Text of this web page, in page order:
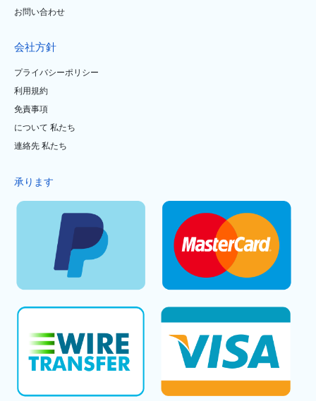
お問い合わせ
会社方針
プライバシーポリシー
利用規約
免責事項
について 私たち
連絡先 私たち
承ります